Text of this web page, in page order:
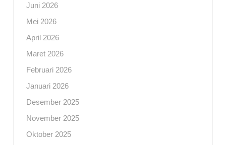
Juni 2026
Mei 2026
April 2026
Maret 2026
Februari 2026
Januari 2026
Desember 2025
November 2025
Oktober 2025